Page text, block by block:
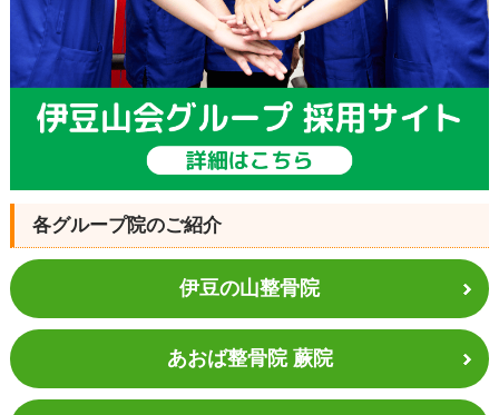
各グループ院のご紹介
伊豆の山整骨院
あおば整骨院 蕨院